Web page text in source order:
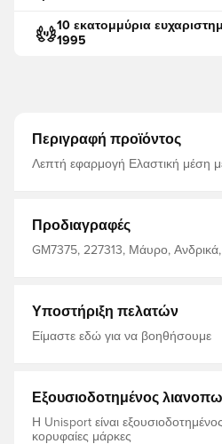
10 εκατομμύρια
1995
Περιγραφή προϊόντος
Λεπτή εφαρμογή Ελαστική μέση
Προδιαγραφές
GM7375, 227313, Μάυρο, Ανδρικά,
Υποστήριξη πελατών
Είμαστε εδώ για να βοηθήσουμε
Εξουσιοδοτημένος
Η Unisport είναι
κορυφαίες μάρκες